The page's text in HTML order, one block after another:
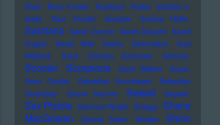
Rush
Russ Kunkel Russland Rutles
Sababa 5
Sade
Sam Fender Sandow Sandra Hüller
Santiano Sarah Connor Sarah Davachi Sarah
Engels
Sarah Wild Sasha Saturndaze
Saul
Williams
Sault Schnipo Schranke Schürze
Scooter Scorpions Scott Walker
Scycs
Sean Combs
Sebastian Krumbiegel
Sebastian
Studnitzky
Secret Secrets Seeed Sepalot
Sex Pistols Seymour Wright Shaggy Shane
MacGowan
Shania Twain Shellac
Shirin